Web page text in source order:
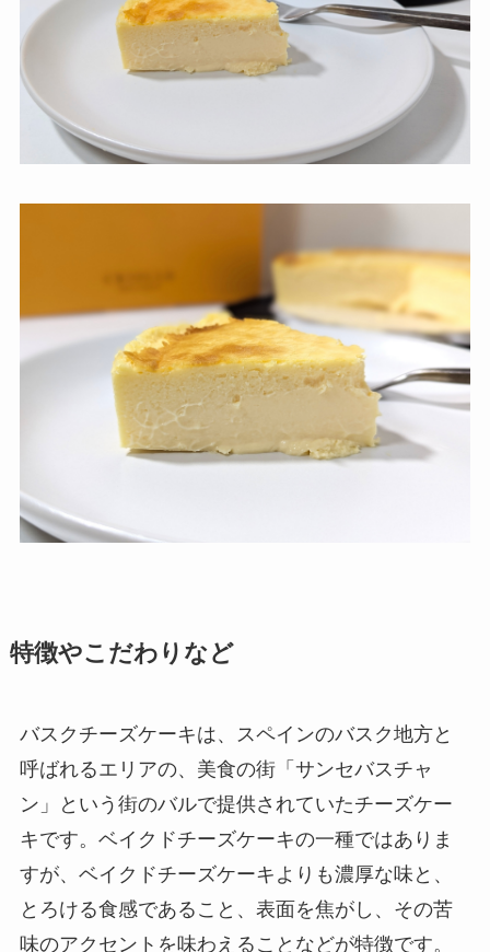
特徴やこだわりなど
バスクチーズケーキは、スペインのバスク地方と
呼ばれるエリアの、美食の街「サンセバスチャ
ン」という街のバルで提供されていたチーズケー
キです。ベイクドチーズケーキの一種ではありま
すが、ベイクドチーズケーキよりも濃厚な味と、
とろける食感であること、表面を焦がし、その苦
味のアクセントを味わえることなどが特徴です。